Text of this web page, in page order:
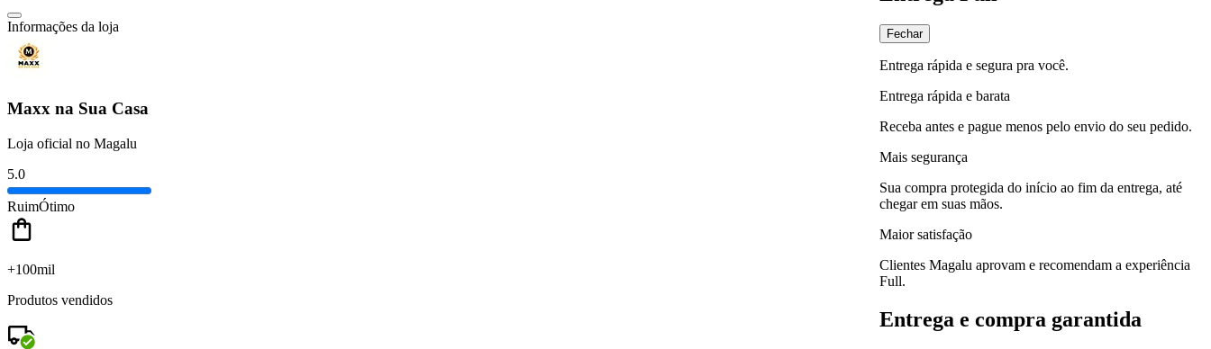
Informações da loja
Maxx na Sua Casa
Loja oficial no Magalu
5.0
RuimÓtimo
+100mil
Produtos vendidos
Fechar
Entrega rápida e segura pra você.
Entrega rápida e barata
Receba antes e pague menos pelo envio do seu pedido.
Mais segurança
Sua compra protegida do início ao fim da entrega, até
chegar em suas mãos.
Maior satisfação
Clientes Magalu aprovam e recomendam a experiência
Full.
Entrega e compra garantida